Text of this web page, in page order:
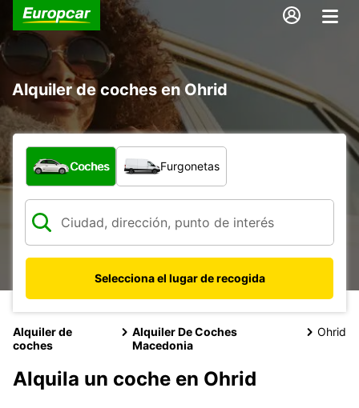
Alquiler de coches en Ohrid
¿Qué tipo de vehículo?
Coches Furgonetas
Selecciona el lugar de recogida
Alquiler de
coches
Alquiler De Coches
Macedonia
Ohrid
Alquila un coche en Ohrid